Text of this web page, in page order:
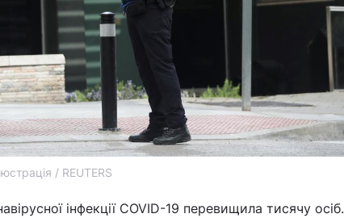
/ REUTERS
інфекції COVID-19 перевищила тисячу осіб.